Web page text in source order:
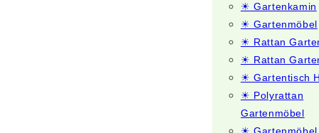
☀ Gartenkamin
☀ Gartenmöbel
☀ Rattan
☀ Rattan
☀ Gartentisch
☀ Polyrattan
Gartenmöbel